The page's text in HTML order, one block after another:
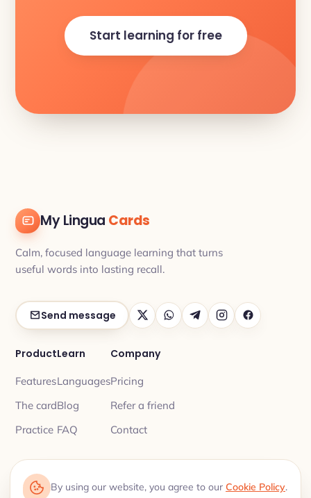
Start learning for free
My Lingua Cards
Calm, focused language learning that turns
useful words into lasting recall.
Send message
Product
Features
The card
Practice
Learn
Languages
Blog
FAQ
Company
Pricing
Refer a friend
Contact
By using our website, you agree to our Cookie Policy.